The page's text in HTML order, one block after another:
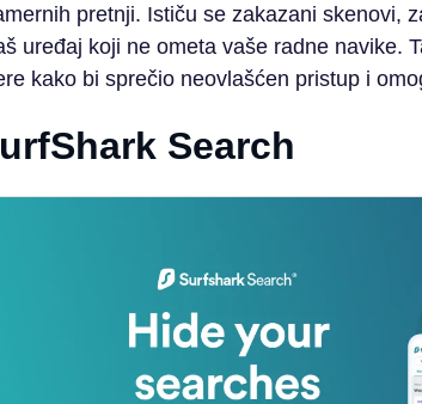
pretnji. Ističu se zakazani skenovi,
uređaj koji ne ometa vaše radne navike.
kako bi sprečio neovlašćen pristup i
Search